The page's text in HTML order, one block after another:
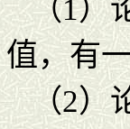
（1）
值，有
（2）